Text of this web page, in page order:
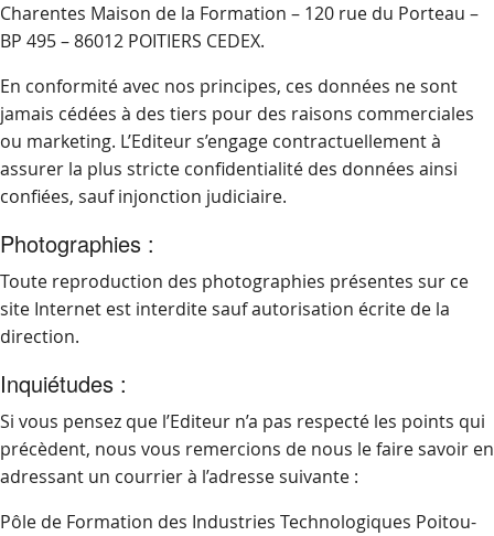
Charentes Maison de la Formation – 120 rue du Porteau –
BP 495 – 86012 POITIERS CEDEX.
En conformité avec nos principes, ces données ne sont
jamais cédées à des tiers pour des raisons commerciales
ou marketing. L’Editeur s’engage contractuellement à
assurer la plus stricte confidentialité des données ainsi
confiées, sauf injonction judiciaire.
Photographies :
Toute reproduction des photographies présentes sur ce
site Internet est interdite sauf autorisation écrite de la
direction.
Inquiétudes :
Si vous pensez que l’Editeur n’a pas respecté les points qui
précèdent, nous vous remercions de nous le faire savoir en
adressant un courrier à l’adresse suivante :
Pôle de Formation des Industries Technologiques Poitou-